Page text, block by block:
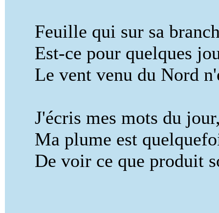
Feuille qui sur sa
Est-ce pour quelques
Le vent venu du Nord
J'écris mes mots du
Ma plume est
De voir ce que produit